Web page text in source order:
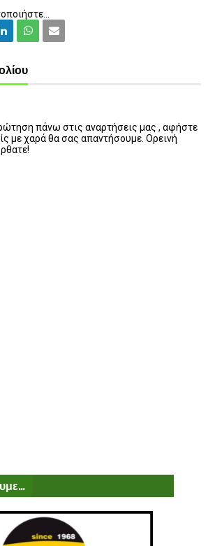
πάνω στις αναρτήσεις μας , αφήστε
με χαρά θα σας απαντήσουμε. Ορεινή